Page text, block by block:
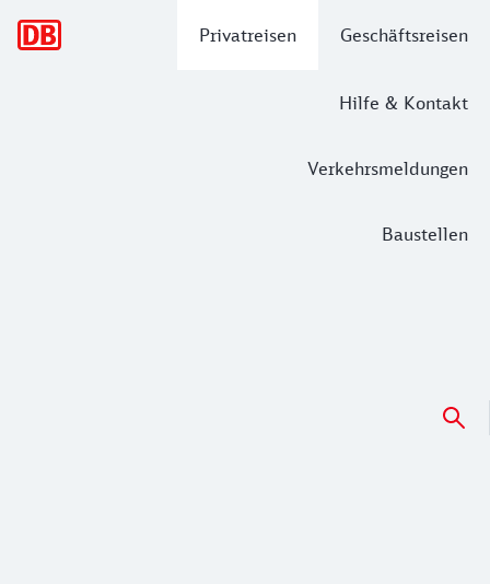
Privatreisen Geschäftsreisen
Hilfe & Kontakt
Verkehrsmeldungen
Baustellen